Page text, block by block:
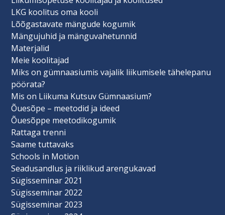
LKG koolitus oma kooli
Lõõgastavate mängude kogumik
Mängujuhid ja mänguvahetunnid
Materjalid
Meie koolitajad
Miks on gümnaasiumis vajalik liikumisele tähelepanu
pöörata?
Mis on Liikuma Kutsuv Gümnaasium?
Õuesõpe – meetodid ja ideed
Õuesõppe meetodikogumik
Rattaga trenni
Saame tuttavaks
Schools in Motion
Seadusandlus ja riiklikud arengukavad
Sügisseminar 2021
Sügisseminar 2022
Sügisseminar 2023